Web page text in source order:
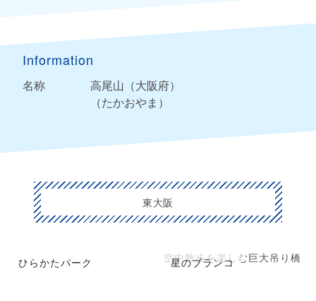
Information
名称
高尾山（大阪府）
（たかおやま）
東大阪
ひらかたパーク 星のブランコ
空中散歩を楽しむ巨大吊り橋